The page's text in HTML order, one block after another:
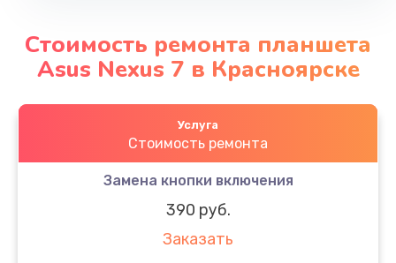
Стоимость ремонта планшета
Asus Nexus 7 в Красноярске
Услуга
Стоимость ремонта
Замена кнопки включения
390 руб.
Заказать